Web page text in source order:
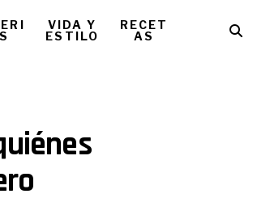
VIDA Y
ESTILO
RECET
AS